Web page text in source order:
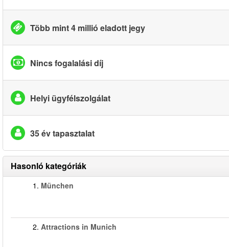
Több mint 4 millió eladott jegy
Nincs fogalalási díj
Helyi ügyfélszolgálat
35 év tapasztalat
Hasonló kategóriák
1. München
2. Attractions in Munich